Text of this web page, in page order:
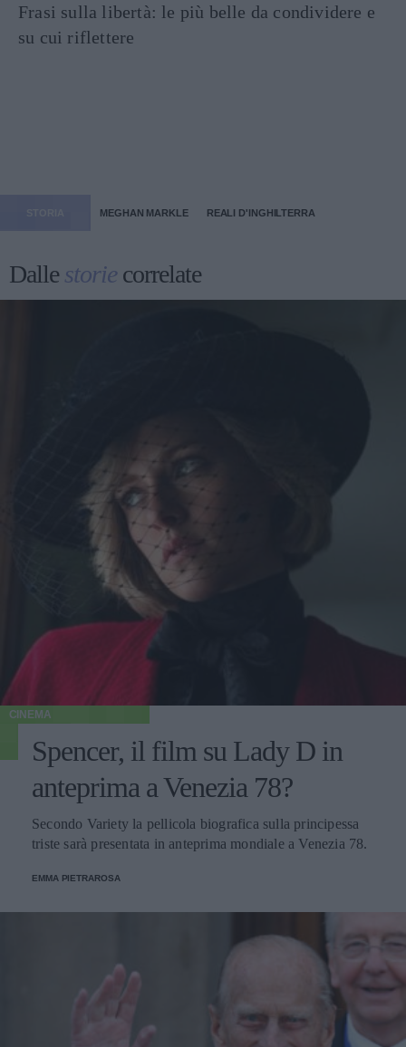
Frasi sulla libertà: le più belle da condividere e
su cui riflettere
MEGHAN MARKLE REALI D'INGHILTERRA
Dallestorie correlate
CINEMA
Spencer, il film su Lady D in
anteprima a Venezia 78?
Secondo Variety la pellicola biografica sulla principessa
triste sarà presentata in anteprima mondiale a Venezia 78.
EMMA PIETRAROSA